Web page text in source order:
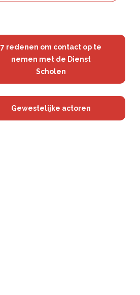
7 redenen om contact op te
nemen met de Dienst
Scholen
Gewestelijke actoren